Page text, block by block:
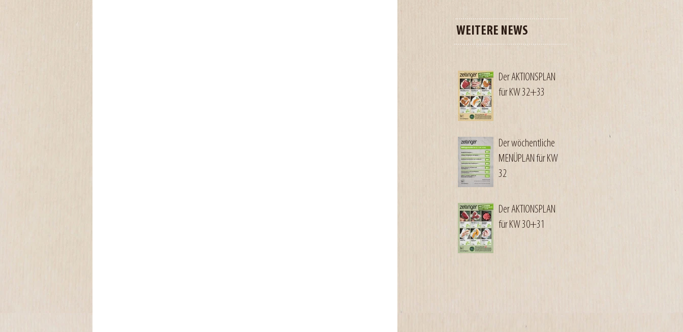
WEITERE NEWS
Der AKTIONSPLAN
für KW 32+33
Der wöchentliche
MENÜPLAN für KW
32
Der AKTIONSPLAN
für KW 30+31